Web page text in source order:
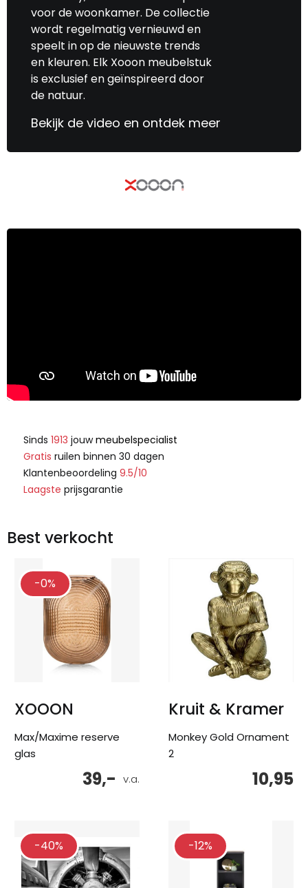
voor de woonkamer. De collectie
wordt regelmatig vernieuwd en
speelt in op de nieuwste trends
en kleuren. Elk Xooon meubelstuk
is exclusief en geïnspireerd door
de natuur.
Bekijk de video en ontdek meer
Sinds 1913 jouwmeubelspecialist
Gratis ruilen binnen 30 dagen
Klantenbeoordeling 9.5/10
Laagste prijsgarantie
Best verkocht
-0%
XOOON
Max/Maxime reserve
glas
v.a.
39,-
Kruit & Kramer
Monkey Gold Ornament
2
10,95
-40% -12%